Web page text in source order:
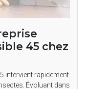
45 chez
intervient rapidement
Évoluant dans